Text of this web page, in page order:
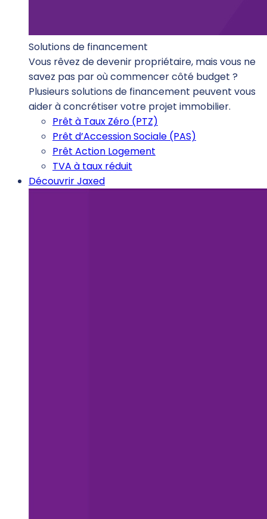
Solutions de financement
Vous rêvez de devenir propriétaire, mais vous ne
savez pas par où commencer côté budget ?
Plusieurs solutions de financement peuvent vous
aider à concrétiser votre projet immobilier.
Prêt à Taux Zéro (PTZ)
Prêt d’Accession Sociale (PAS)
Prêt Action Logement
TVA à taux réduit
Découvrir Jaxed